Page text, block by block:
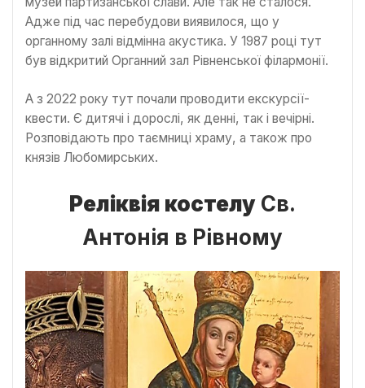
Адже під час перебудови виявилося, що у
органному залі відмінна акустика. У 1987 році тут
був відкритий Органний зал Рівненської філармонії.
А з 2022 року тут почали проводити екскурсії-
квести. Є дитячі і дорослі, як денні, так і вечірні.
Розповідають про таємниці храму, а також про
князів Любомирських.
Реліквія костелу Св.
Антонія в Рівному